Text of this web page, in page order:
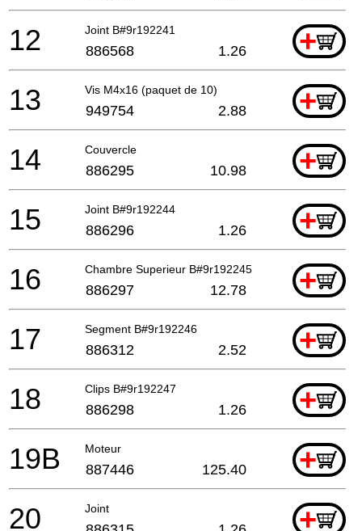
Joint B#9r192241 +
12 886568 1.26
Vis M4x16 (paquet de 10) +
13 949754 2.88
Couvercle +
14 886295 10.98
Joint B#9r192244 +
15 886296 1.26
Chambre Superieur B#9r192245 +
16 886297 12.78
Segment B#9r192246 +
17 886312 2.52
Clips B#9r192247 +
18 886298 1.26
Moteur +
19B 887446 125.40
Joint +
20